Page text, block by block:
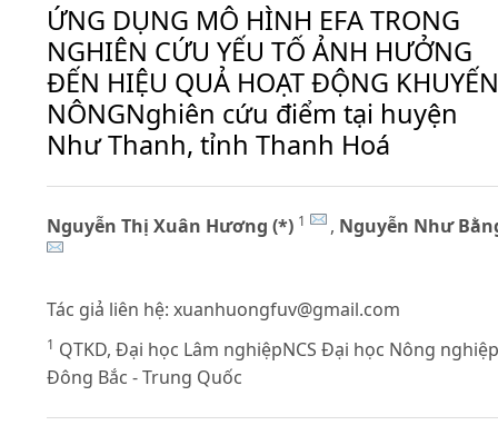
ỨNG DỤNG MÔ HÌNH EFA TRONG
NGHIÊN CỨU YẾU TỐ ẢNH HƯỞNG
ĐẾN HIỆU QUẢ HOẠT ĐỘNG KHUYẾN
NÔNGNghiên cứu điểm tại huyện
Như Thanh, tỉnh Thanh Hoá
Nguyễn Thị Xuân Hương (*) 1 , Nguyễn Như
Tác giả liên hệ: xuanhuongfuv@gmail.com
1 QTKD, Đại học Lâm nghiệpNCS Đại học Nông nghiệp
Đông Bắc - Trung Quốc